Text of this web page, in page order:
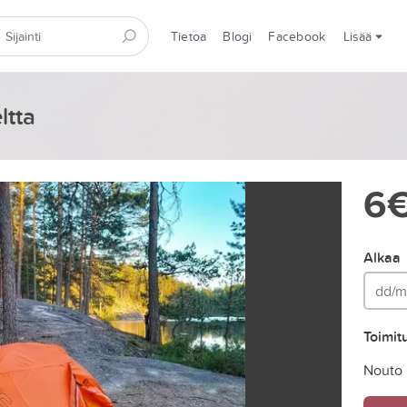
Tietoa Blogi Facebook Lisää
Alkaa
Nouto